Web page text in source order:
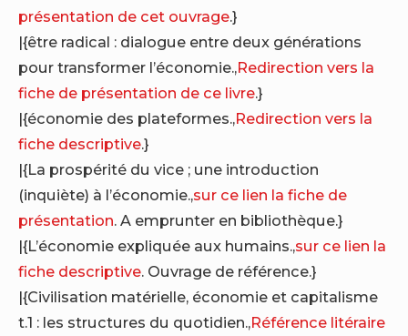
présentation de cet ouvrage.}
|{être radical : dialogue entre deux générations
pour transformer l’économie.,Redirection vers la
fiche de présentation de ce livre.}
|{économie des plateformes.,Redirection vers la
fiche descriptive.}
|{La prospérité du vice ; une introduction
(inquiète) à l’économie.,sur ce lien la fiche de
présentation. A emprunter en bibliothèque.}
|{L’économie expliquée aux humains.,sur ce lien la
fiche descriptive. Ouvrage de référence.}
|{Civilisation matérielle, économie et capitalisme
t.1 : les structures du quotidien.,Référence litéraire